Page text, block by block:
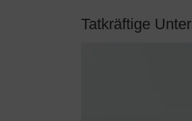
Tatkräftige